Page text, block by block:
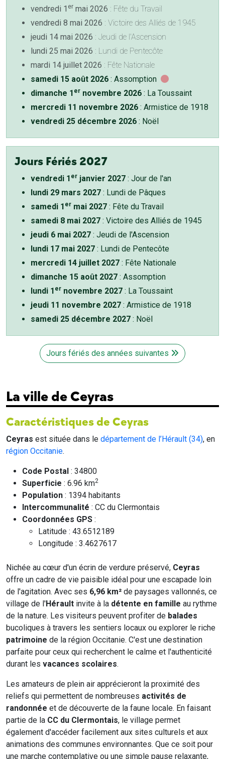
vendredi 1 er mai 2026 : Fête du Travail
vendredi 8 mai 2026 : Victoire des Alliés de 1945
jeudi 14 mai 2026 : Jeudi de l'Ascension
lundi 25 mai 2026 : Lundi de Pentecôte
mardi 14 juillet 2026 : Fête Nationale
samedi 15 août 2026 : Assomption
dimanche 1 er novembre 2026 : La Toussaint
mercredi 11 novembre 2026 : Armistice de 1918
vendredi 25 décembre 2026 : Noël
Jours Fériés 2027
vendredi 1 er janvier 2027 : Jour de l'an
lundi 29 mars 2027 : Lundi de Pâques
samedi 1 er mai 2027 : Fête du Travail
samedi 8 mai 2027 : Victoire des Alliés de 1945
jeudi 6 mai 2027 : Jeudi de l'Ascension
lundi 17 mai 2027 : Lundi de Pentecôte
mercredi 14 juillet 2027 : Fête Nationale
dimanche 15 août 2027 : Assomption
lundi 1 er novembre 2027 : La Toussaint
jeudi 11 novembre 2027 : Armistice de 1918
samedi 25 décembre 2027 : Noël
Jours fériés des années suivantes
La ville de Ceyras
Caractéristiques de Ceyras
Ceyras est située dans le département de l’Hérault (34), en
région Occitanie.
Code Postal : 34800
Superficie : 6.96 km2
Population : 1394 habitants
Intercommunalité : CC du Clermontais
Coordonnées GPS :
Latitude : 43.6512189
Longitude : 3.4627617
Nichée au cœur d'un écrin de verdure préservé, Ceyras
offre un cadre de vie paisible idéal pour une escapade loin
de l'agitation. Avec ses 6,96 km² de paysages vallonnés, ce
village de l'Hérault invite à la détente en famille au rythme
de la nature. Les visiteurs peuvent profiter de balades
bucoliques à travers les sentiers locaux ou explorer le riche
patrimoine de la région Occitanie. C'est une destination
parfaite pour ceux qui recherchent le calme et l'authenticité
durant les vacances scolaires.
Les amateurs de plein air apprécieront la proximité des
reliefs qui permettent de nombreuses activités de
randonnée et de découverte de la faune locale. En faisant
partie de la CC du Clermontais, le village permet
également d'accéder facilement aux sites culturels et aux
animations des communes environnantes. Que ce soit pour
une marche contemplative ou une simple pause relaxante,